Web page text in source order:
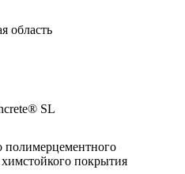
область
SL
полимерцементного
покрытия